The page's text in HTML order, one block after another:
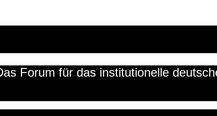
Forum für das institutionelle